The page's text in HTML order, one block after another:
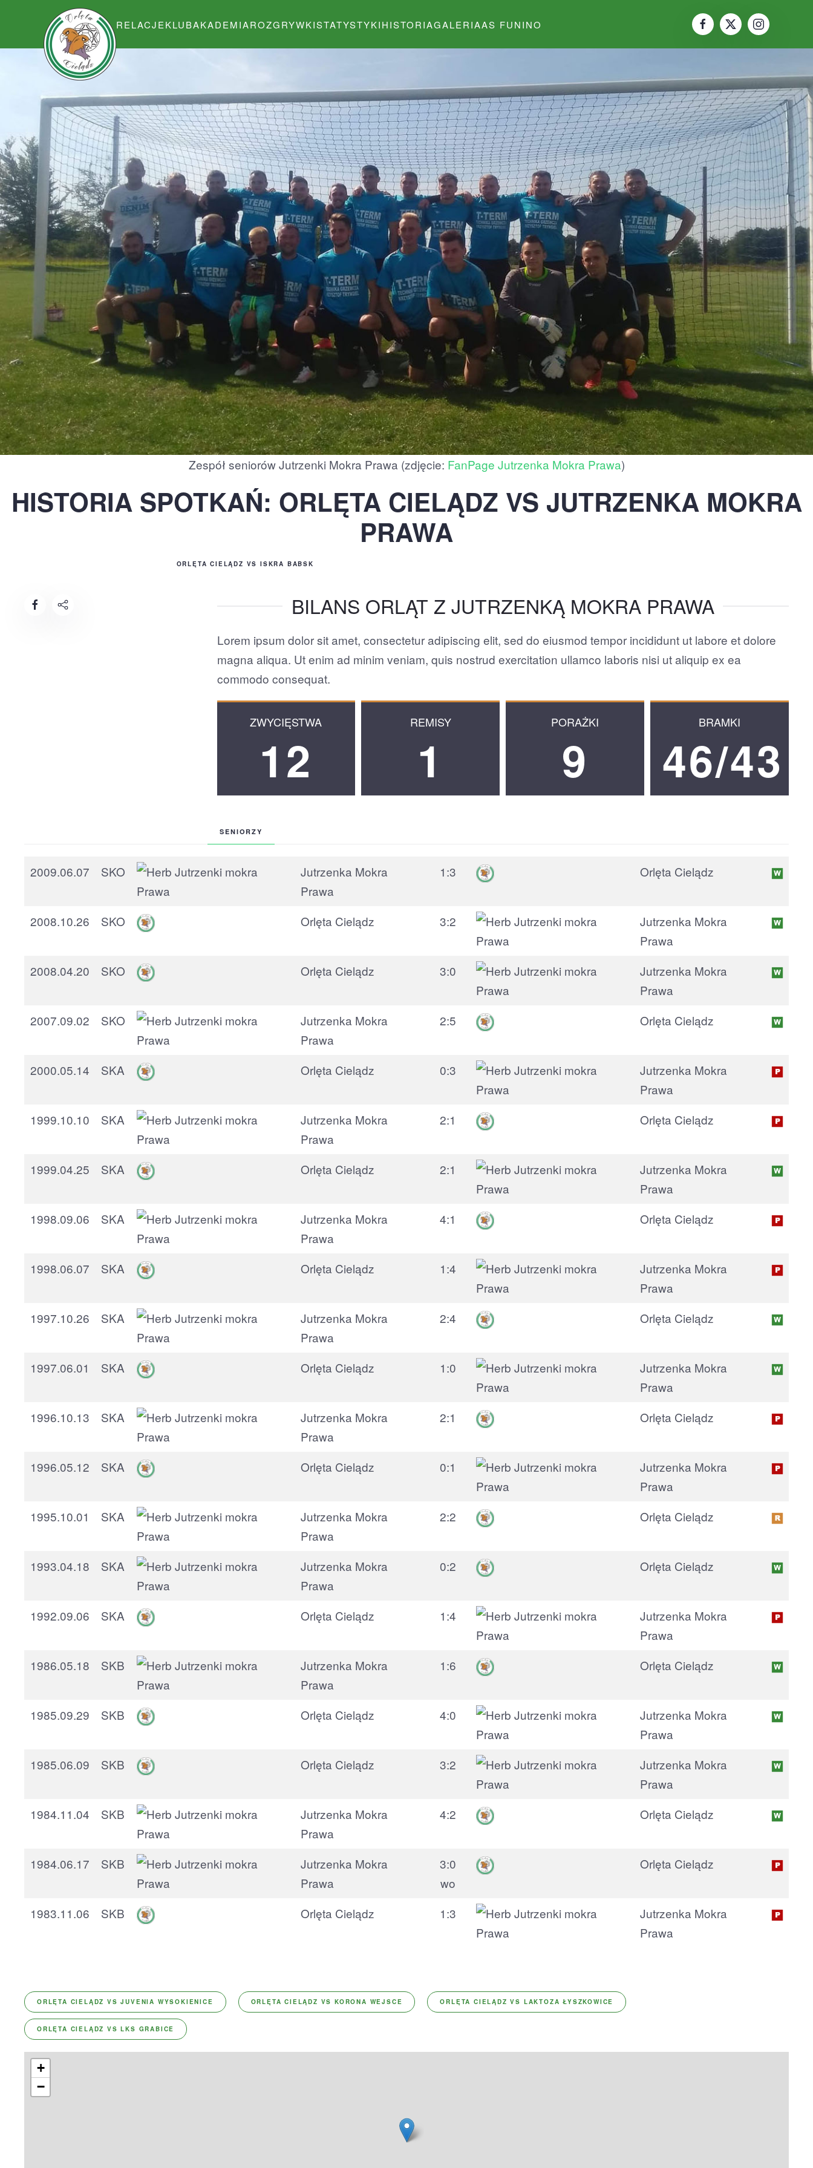
Przejdź do głównej treściRELACJEKLUBAKADEMIAROZGRYWKISTATYSTYKIHISTORIAGALERIAAS FUNINO
Zespół seniorów Jutrzenki Mokra Prawa (zdjęcie: FanPage Jutrzenka Mokra Prawa)
HISTORIA SPOTKAŃ: ORLĘTA CIELĄDZ VS JUTRZENKA MOKRA
PRAWA
ORLĘTA CIELĄDZ VS ISKRA BABSK
BILANS ORLĄT Z JUTRZENKĄ MOKRA PRAWA
Lorem ipsum dolor sit amet, consectetur adipiscing elit, sed do eiusmod tempor incididunt ut labore et dolore
magna aliqua. Ut enim ad minim veniam, quis nostrud exercitation ullamco laboris nisi ut aliquip ex ea
commodo consequat.
ZWYCIĘSTWA
12
REMISY
1
PORAŻKI
9
BRAMKI
46/43
SENIORZY
2009.06.07 SKO
Jutrzenka Mokra
Prawa
1:3 Orlęta Cielądz
2008.10.26 SKO Orlęta Cielądz 3:2
Jutrzenka Mokra
Prawa
2008.04.20
SKO Orlęta Cielądz 3:0
Jutrzenka Mokra
Prawa
2007.09.02
SKO
Jutrzenka Mokra
Prawa
2:5 Orlęta Cielądz
2000.05.14 SKA Orlęta Cielądz 0:3
Jutrzenka Mokra
Prawa
1999.10.10
SKA
Jutrzenka Mokra
Prawa
2:1 Orlęta Cielądz
1999.04.25 SKA Orlęta Cielądz 2:1
Jutrzenka Mokra
Prawa
1998.09.06
SKA
Jutrzenka Mokra
Prawa
4:1 Orlęta Cielądz
1998.06.07 SKA Orlęta Cielądz 1:4
Jutrzenka Mokra
Prawa
1997.10.26
SKA
Jutrzenka Mokra
Prawa
2:4 Orlęta Cielądz
1997.06.01 SKA Orlęta Cielądz 1:0
Jutrzenka Mokra
Prawa
1996.10.13
SKA
Jutrzenka Mokra
Prawa
2:1 Orlęta Cielądz
1996.05.12 SKA Orlęta Cielądz 0:1
Jutrzenka Mokra
Prawa
1995.10.01
SKA
Jutrzenka Mokra
Prawa
2:2 Orlęta Cielądz
1993.04.18 SKA
Jutrzenka Mokra
Prawa
0:2 Orlęta Cielądz
1992.09.06 SKA Orlęta Cielądz 1:4
Jutrzenka Mokra
Prawa
1986.05.18
SKB
Jutrzenka Mokra
Prawa
1:6 Orlęta Cielądz
1985.09.29 SKB Orlęta Cielądz 4:0
Jutrzenka Mokra
Prawa
1985.06.09
SKB Orlęta Cielądz 3:2
Jutrzenka Mokra
Prawa
1984.11.04
SKB
Jutrzenka Mokra
Prawa
4:2 Orlęta Cielądz
1984.06.17 SKB
Jutrzenka Mokra
Prawa
3:0
wo
Orlęta Cielądz
1983.11.06 SKB Orlęta Cielądz 1:3
Jutrzenka Mokra
Prawa
ORLĘTA CIELĄDZ VS JUVENIA WYSOKIENICE ORLĘTA CIELĄDZ VS KORONA WEJSCE ORLĘTA CIELĄDZ VS LAKTOZA ŁYSZKOWICE
ORLĘTA CIELĄDZ VS LKS GRABICE
+
−